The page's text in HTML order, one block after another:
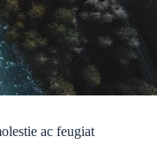
ac feugiat